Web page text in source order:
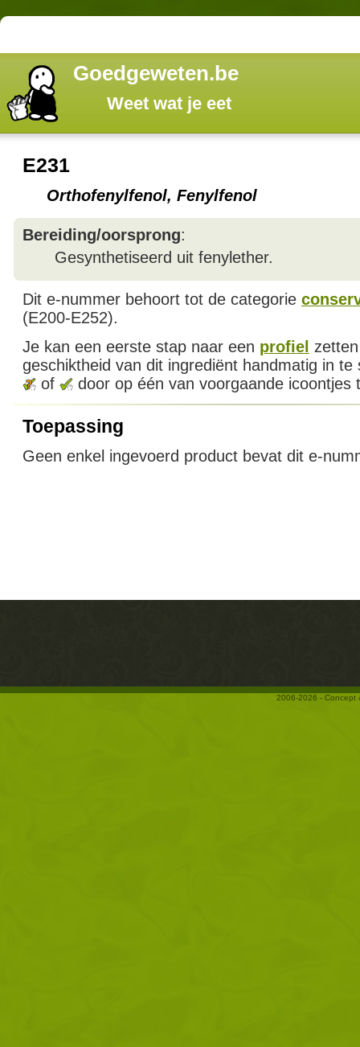
Goedgeweten.be
Weet wat je eet
E231
Orthofenylfenol, Fenylfenol
Bereiding/oorsprong:
Gesynthetiseerd uit fenylether.
Dit e-nummer behoort tot de categorie
(E200-E252).
Je kan een eerste stap naar een profiel
geschiktheid van dit ingrediënt handmatig in
of
door op één van voorgaande icoontjes
Toepassing
Geen enkel ingevoerd product bevat dit e-
2006-2026 - Concept